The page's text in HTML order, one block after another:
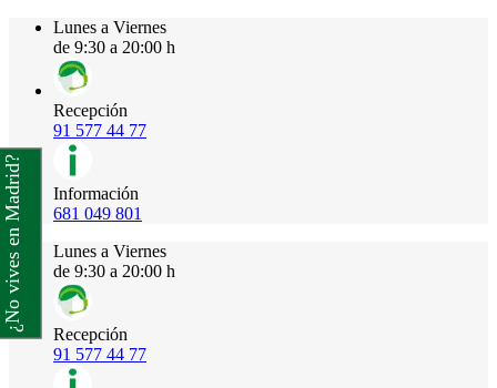
Lunes a Viernes
de 9:30 a 20:00 h
Recepción
91 577 44 77
Información
681 049 801
Lunes a Viernes
de 9:30 a 20:00 h
Recepción
91 577 44 77
¿No vives en Madrid?